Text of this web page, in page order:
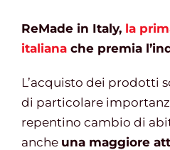
Formazione
Finanziamenti e incentivi
Gestione d’impresa
ReMade in Italy, la
italiana che premia
L’acquisto dei prodotti
di particolare
repentino cambio di
anche una maggiore